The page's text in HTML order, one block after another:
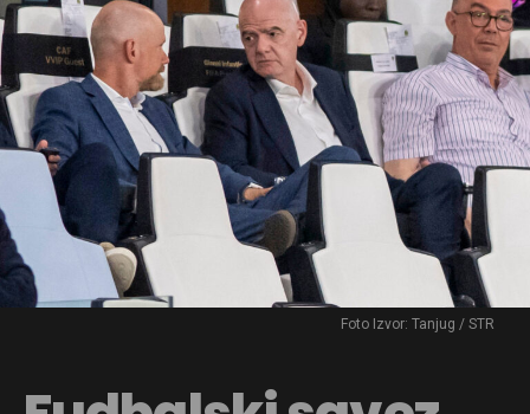
Foto Izvor: Tanjug / STR